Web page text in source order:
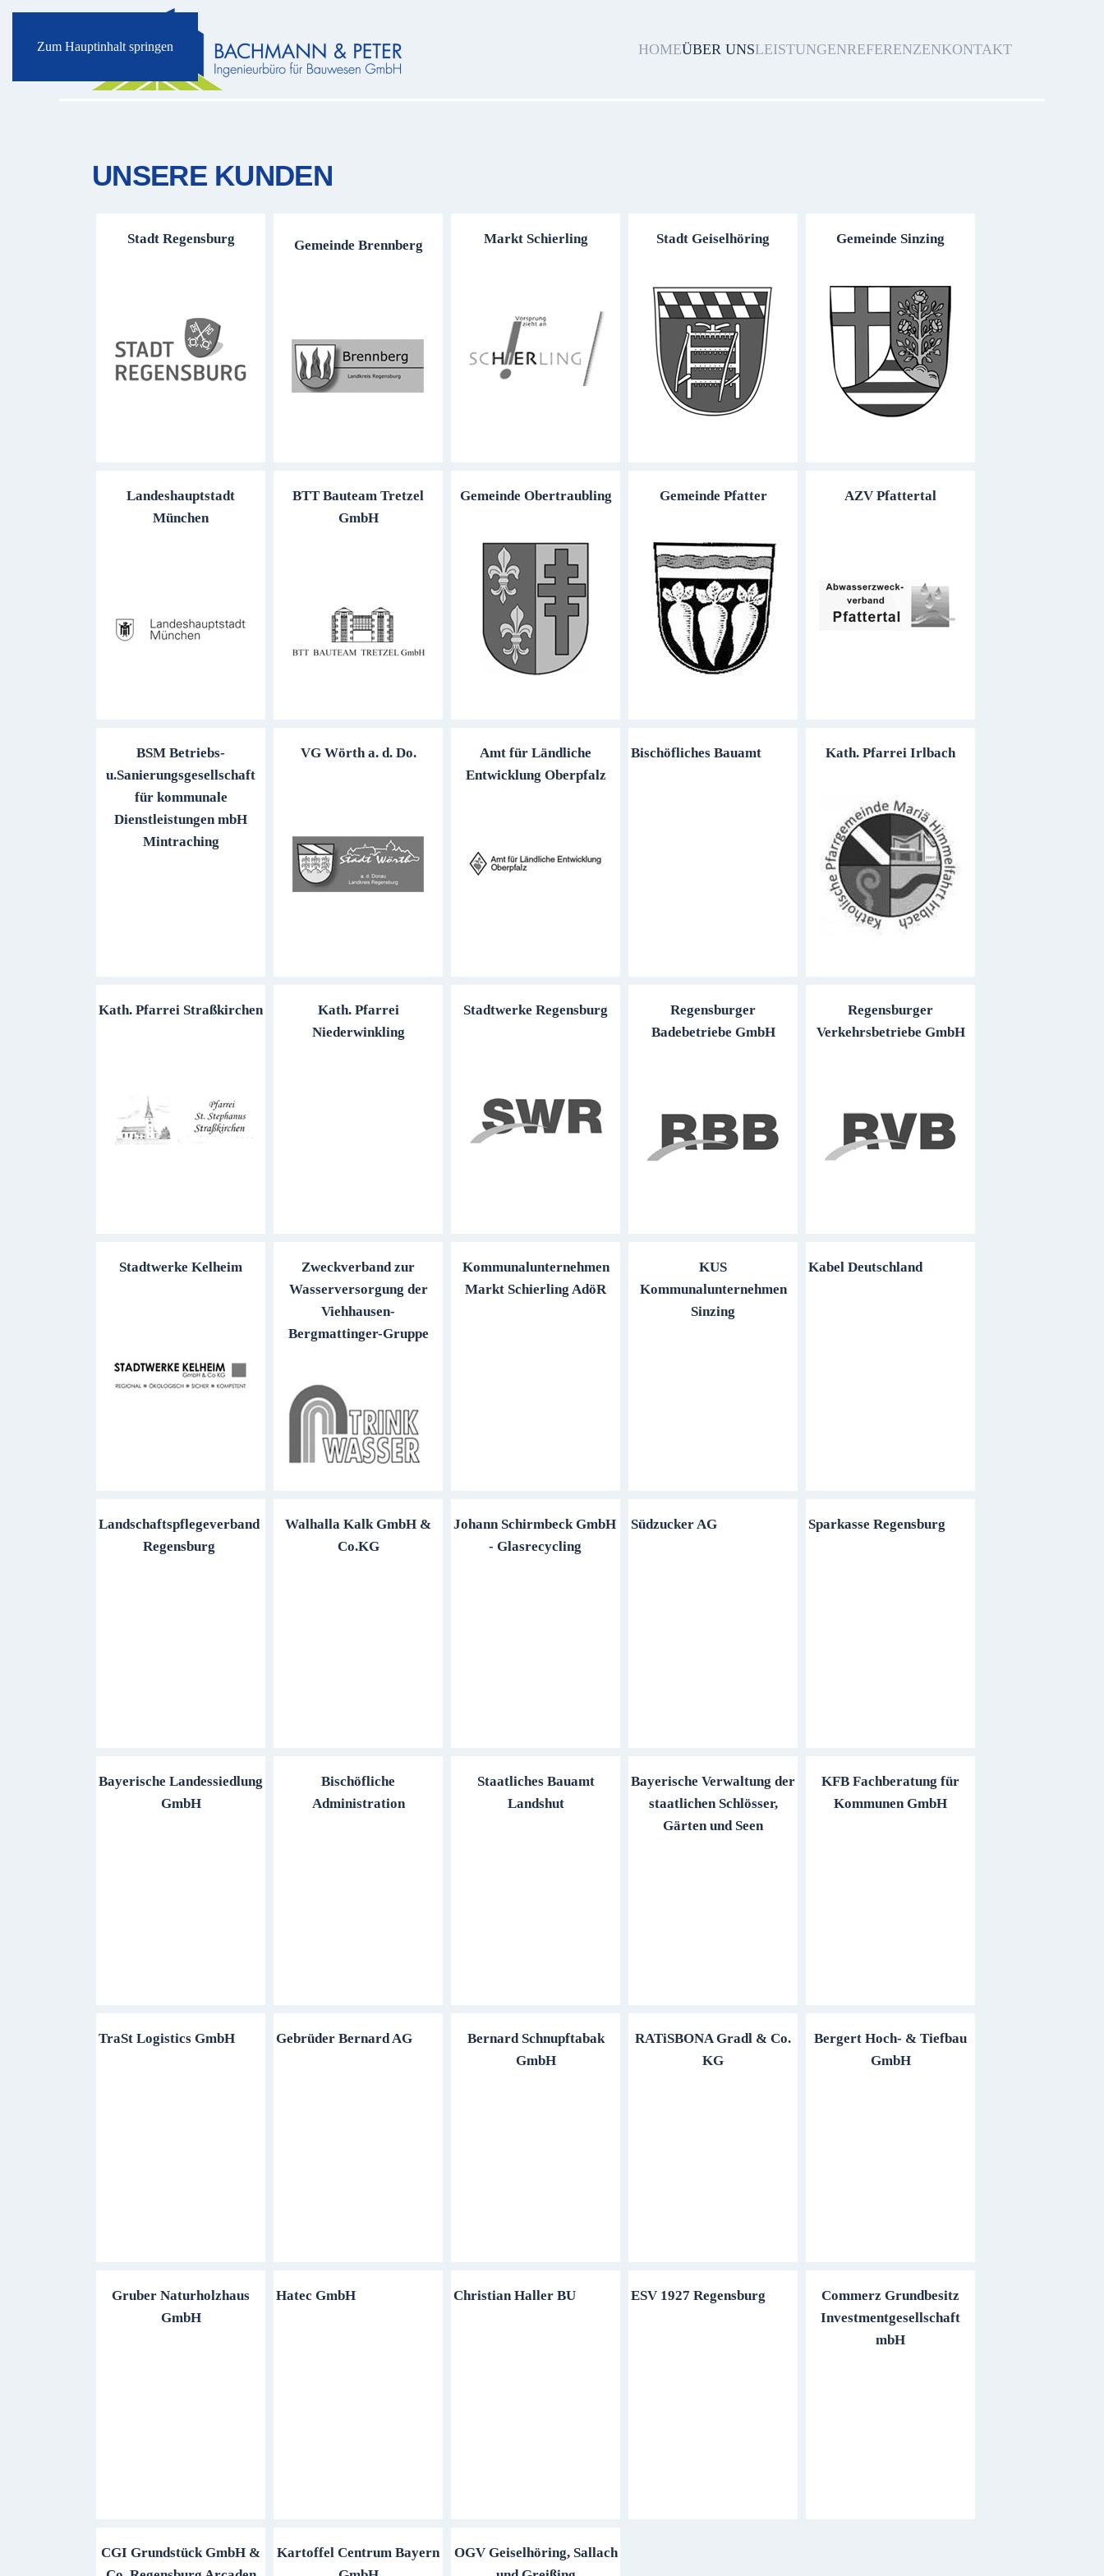
Zum Hauptinhalt springen HOMEÜBER UNSLEISTUNGENREFERENZENKONTAKT
UNSERE KUNDEN
Stadt Regensburg Gemeinde Brennberg Markt Schierling Stadt Geiselhöring Gemeinde Sinzing
Landeshauptstadt
München
BTT Bauteam Tretzel
GmbH
Gemeinde Obertraubling Gemeinde Pfatter AZV Pfattertal
BSM Betriebs-
u.Sanierungsgesellschaft
für kommunale
Dienstleistungen mbH
Mintraching
VG Wörth a. d. Do.
Amt für Ländliche
Entwicklung Oberpfalz
Bischöfliches Bauamt Kath. Pfarrei Irlbach
Kath. Pfarrei Straßkirchen
Kath. Pfarrei
Niederwinkling
Stadtwerke Regensburg
Regensburger
Badebetriebe GmbH
Regensburger
Verkehrsbetriebe GmbH
Stadtwerke Kelheim
Zweckverband zur
Wasserversorgung der
Viehhausen-
Bergmattinger-Gruppe
Kommunalunternehmen
Markt Schierling AdöR
KUS
Kommunalunternehmen
Sinzing
Kabel Deutschland
Landschaftspflegeverband
Regensburg
Walhalla Kalk GmbH &
Co.KG
Johann Schirmbeck GmbH
- Glasrecycling
Südzucker AG Sparkasse Regensburg
Bayerische Landessiedlung
GmbH
Bischöfliche
Administration
Staatliches Bauamt
Landshut
Bayerische Verwaltung der
staatlichen Schlösser,
Gärten und Seen
KFB Fachberatung für
Kommunen GmbH
TraSt Logistics GmbH Gebrüder Bernard AG
Bernard Schnupftabak
GmbH
RATiSBONA Gradl & Co.
KG
Bergert Hoch- & Tiefbau
GmbH
Gruber Naturholzhaus
GmbH
Hatec GmbH Christian Haller BU ESV 1927 Regensburg
Commerz Grundbesitz
Investmentgesellschaft
mbH
CGI Grundstück GmbH &
Kartoffel Centrum Bayern
OGV Geiselhöring, Sallach